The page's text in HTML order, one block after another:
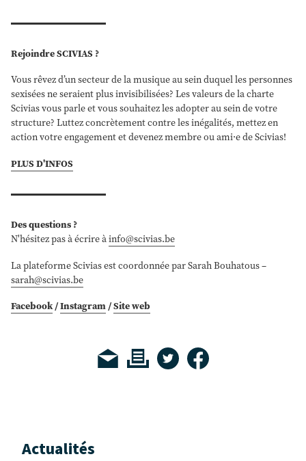
Rejoindre SCIVIAS ?
Vous rêvez d’un secteur de la musique au sein duquel les personnes
sexisées ne seraient plus invisibilisées? Les valeurs de la charte
Scivias vous parle et vous souhaitez les adopter au sein de votre
structure? Luttez concrètement contre les inégalités, mettez en
action votre engagement et devenez membre ou ami·e de Scivias!
PLUS D'INFOS
Des questions ?
N'hésitez pas à écrire àinfo@scivias.be
La plateforme Scivias est coordonnée par Sarah Bouhatous –
sarah@scivias.be
Facebook/Instagram/Site web
Actualités